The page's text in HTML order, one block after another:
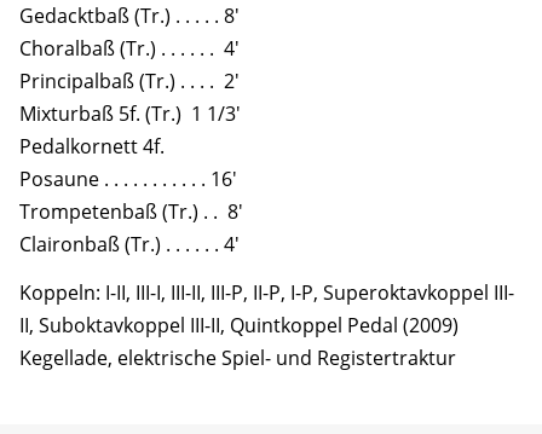
Gedacktbaß (Tr.) . . . . . 8'
Choralbaß (Tr.) . . . . . . 4'
Principalbaß (Tr.) . . . . 2'
Mixturbaß 5f. (Tr.) 1 1/3'
Pedalkornett 4f.
Posaune . . . . . . . . . . . 16'
Trompetenbaß (Tr.) . . 8'
Claironbaß (Tr.) . . . . . . 4'
Koppeln: I-II, III-I, III-II, III-P, II-P, I-P, Superoktavkoppel III-
II, Suboktavkoppel III-II, Quintkoppel Pedal (2009)
Kegellade, elektrische Spiel- und Registertraktur